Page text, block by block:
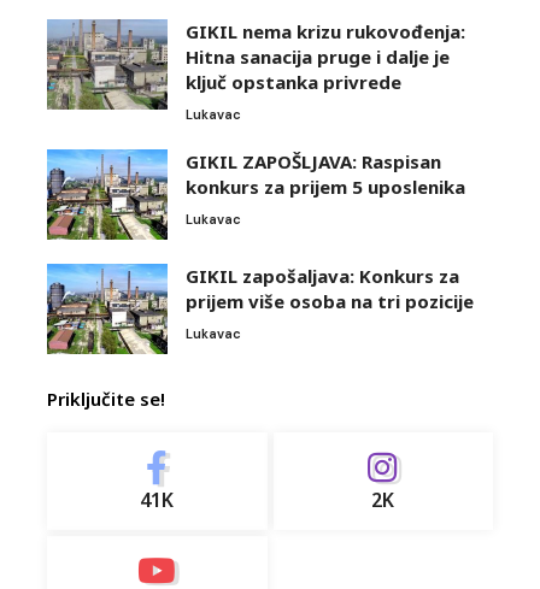
GIKIL nema krizu rukovođenja:
Hitna sanacija pruge i dalje je
ključ opstanka privrede
Lukavac
GIKIL ZAPOŠLJAVA: Raspisan
konkurs za prijem 5 uposlenika
Lukavac
GIKIL zapošaljava: Konkurs za
prijem više osoba na tri pozicije
Lukavac
Priključite se!
41K 2K